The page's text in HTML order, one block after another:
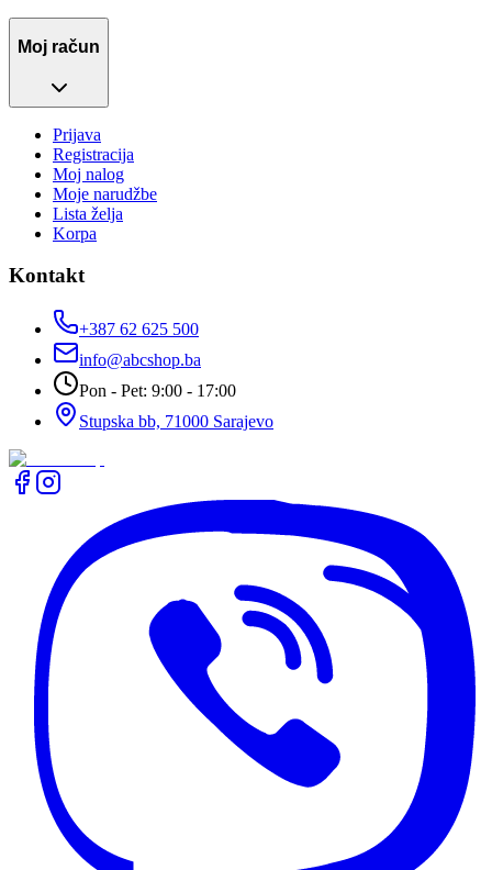
Moj račun
Prijava
Registracija
Moj nalog
Moje narudžbe
Lista želja
Korpa
Kontakt
+387 62 625 500
info@abcshop.ba
Pon - Pet: 9:00 - 17:00
Stupska bb, 71000 Sarajevo